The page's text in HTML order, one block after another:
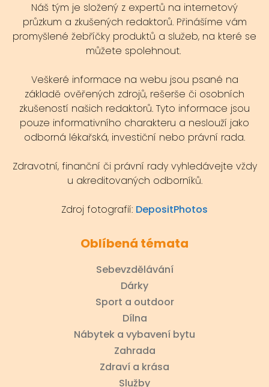
Náš tým je složený z expertů na internetový
průzkum a zkušených redaktorů. Přinášíme vám
promyšlené žebříčky produktů a služeb, na které se
můžete spolehnout.
Veškeré informace na webu jsou psané na
základě ověřených zdrojů, rešerše či osobních
zkušeností našich redaktorů. Tyto informace jsou
pouze informativního charakteru a neslouží jako
odborná lékařská, investiční nebo právní rada.
Zdravotní, finanční či právní rady vyhledávejte vždy
u akreditovaných odborníků.
Zdroj fotografií: DepositPhotos
Oblíbená témata
Sebevzdělávání
Dárky
Sport a outdoor
Dílna
Nábytek a vybavení bytu
Zahrada
Zdraví a krása
Služby